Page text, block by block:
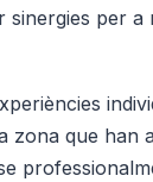
sinergies per a
zona que han